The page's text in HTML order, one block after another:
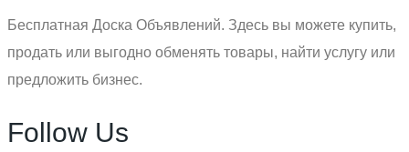
Бесплатная Доска Объявлений. Здесь вы можете купить,
продать или выгодно обменять товары, найти услугу или
предложить бизнес.
Follow Us